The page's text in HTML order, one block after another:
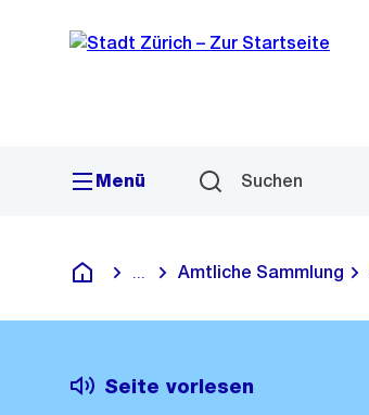
Navigation
Sprunglink
Menü Suchen
Deutsch
Blende alle Breadcrumbs ein
Amtliche Sammlung
Seite vorlesen